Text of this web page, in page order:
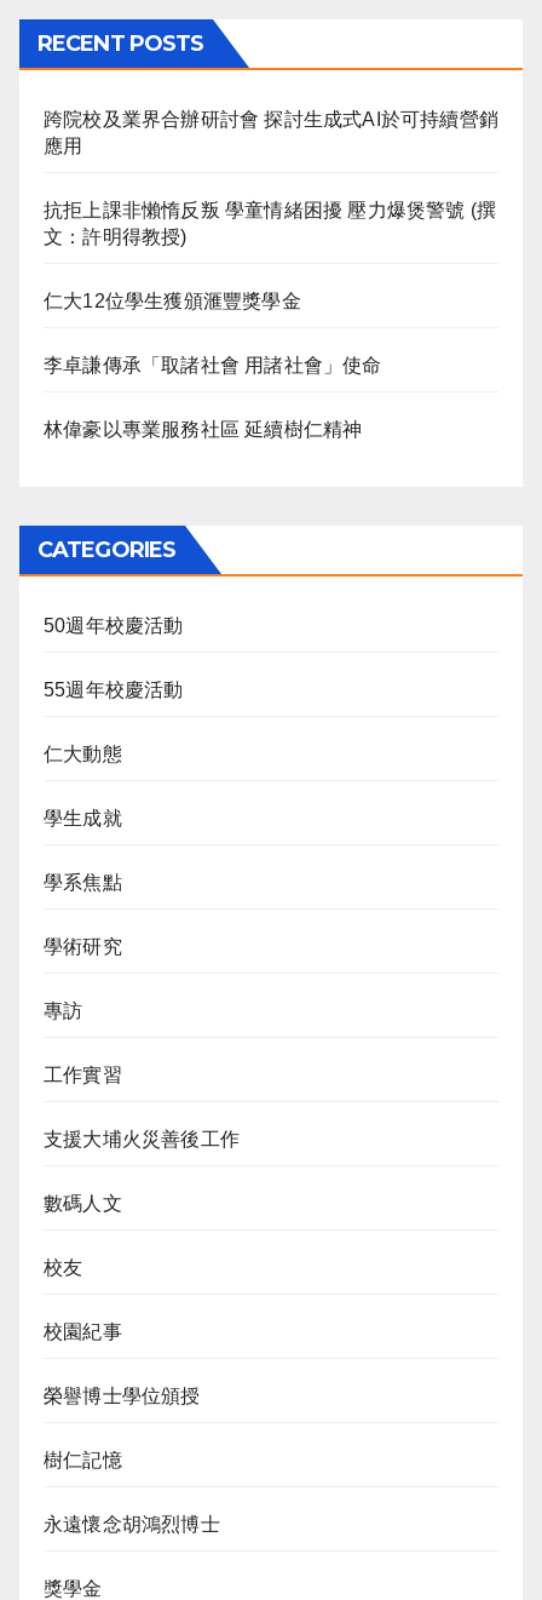
RECENT POSTS
跨院校及業界合辦研討會 探討生成式AI於可持續營銷
應用
抗拒上課非懶惰反叛 學童情緒困擾 壓力爆煲警號 (撰
文：許明得教授)
仁大12位學生獲頒滙豐獎學金
李卓謙傳承「取諸社會 用諸社會」使命
林偉豪以專業服務社區 延續樹仁精神
CATEGORIES
50週年校慶活動
55週年校慶活動
仁大動態
學生成就
學系焦點
學術研究
專訪
工作實習
支援大埔火災善後工作
數碼人文
校友
校園紀事
榮譽博士學位頒授
樹仁記憶
永遠懷念胡鴻烈博士
獎學金